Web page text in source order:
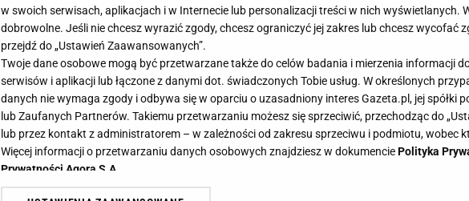
w swoich serwisach, aplikacjach i w Internecie lub personalizacji treści w nich wyświetlanych.
dobrowolne. Jeśli nie chcesz wyrazić zgody, chcesz ograniczyć jej zakres lub chcesz wycofać
przejdź do „Ustawień Zaawansowanych”.
Twoje dane osobowe mogą być przetwarzane także do celów badania i mierzenia informacji
serwisów i aplikacji lub łączone z danymi dot. świadczonych Tobie usług. W określonych
danych nie wymaga zgody i odbywa się w oparciu o uzasadniony interes Gazeta.pl, jej spółki
lub Zaufanych Partnerów. Takiemu przetwarzaniu możesz się sprzeciwić, przechodząc do
lub przez kontakt z administratorem – w zależności od zakresu sprzeciwu i podmiotu, wobec
Więcej informacji o przetwarzaniu danych osobowych znajdziesz w dokumenciePolityka
Prywatności Agora S.A.